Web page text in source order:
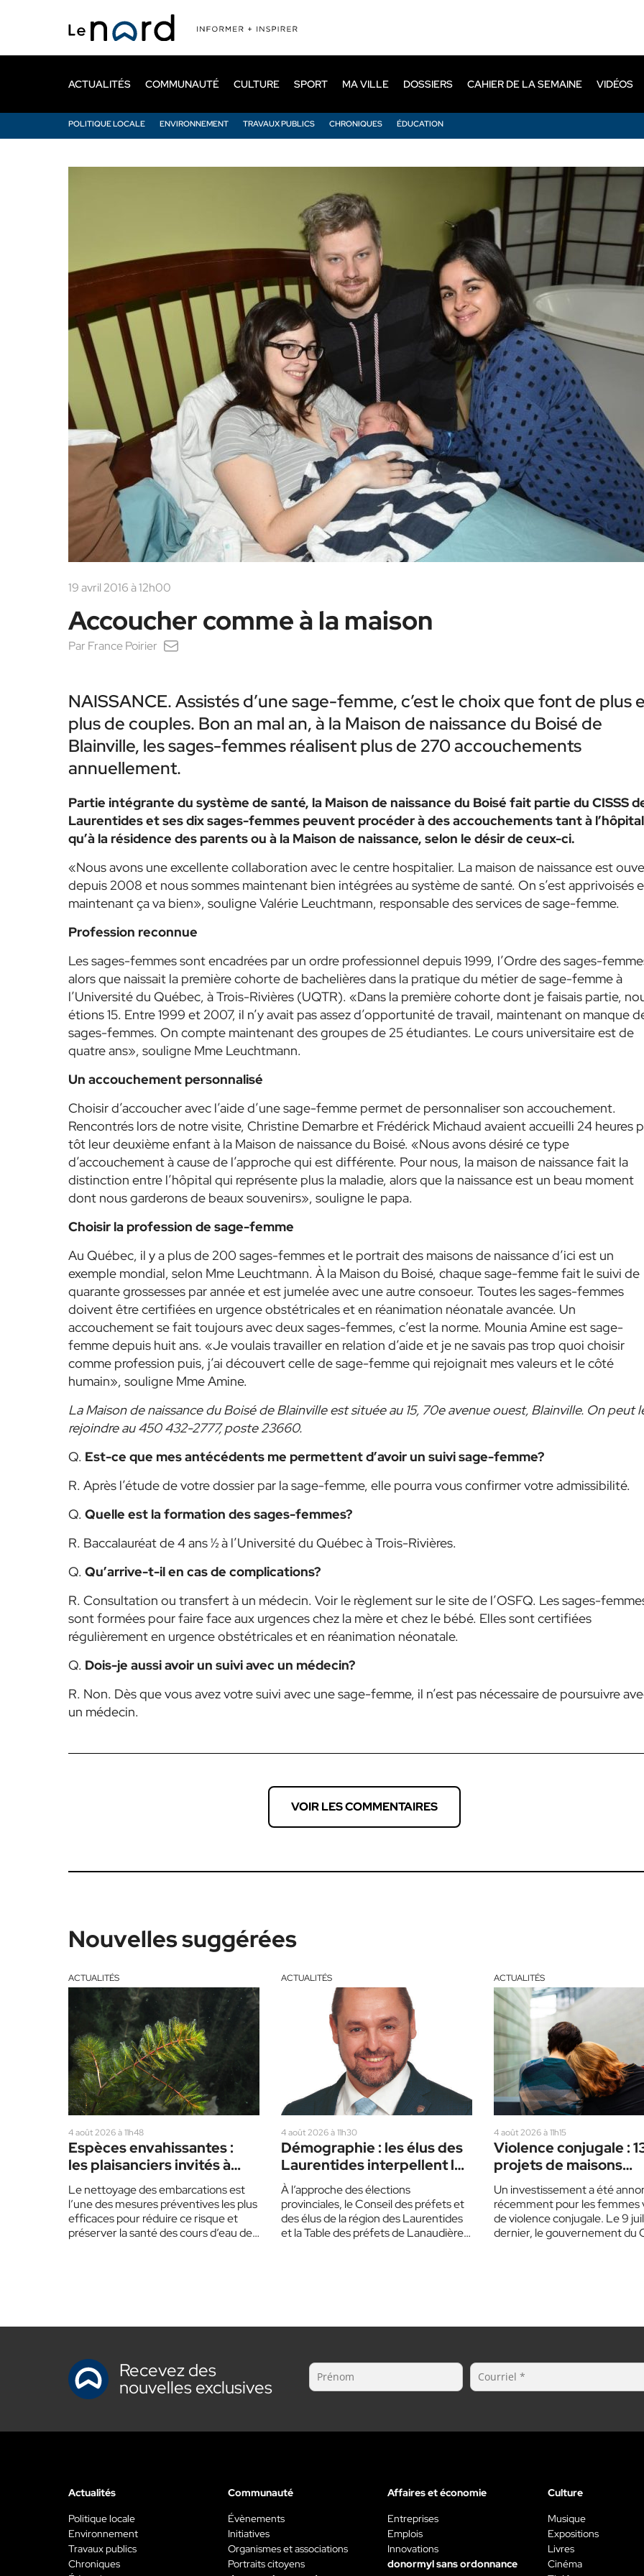
principal
ACTUALITÉS
POLITIQUE LOCALE ENVIRONNEMENT TRAVAUX PUBLICS CHRONIQUES ÉDUCATION
COMMUNAUTÉ CULTURE SPORT MA VILLE DOSSIERS CAHIER DE LA SEMAINE VIDÉOS
19 avril 2016 à 12h00
Accoucher comme à la maison
Par France Poirier
NAISSANCE. Assistés d’une sage-femme, c’est le choix que font de plus
plus de couples. Bon an mal an, à la Maison de naissance du Boisé de
Blainville, les sages-femmes réalisent plus de 270 accouchements
annuellement.
Partie intégrante du système de santé, la Maison de naissance du Boisé fait partie du CISSS
Laurentides et ses dix sages-femmes peuvent procéder à des accouchements tant à
qu’à la résidence des parents ou à la Maison de naissance, selon le désir de ceux-ci.
«Nous avons une excellente collaboration avec le centre hospitalier. La maison de naissance est
depuis 2008 et nous sommes maintenant bien intégrées au système de santé. On s’est apprivoisés
maintenant ça va bien», souligne Valérie Leuchtmann, responsable des services de sage-femme.
Profession reconnue
Les sages-femmes sont encadrées par un ordre professionnel depuis 1999, l’Ordre des sages-
alors que naissait la première cohorte de bachelières dans la pratique du métier de sage-femme à
l’Université du Québec, à Trois-Rivières (UQTR). «Dans la première cohorte dont je faisais partie,
étions 15. Entre 1999 et 2007, il n’y avait pas assez d’opportunité de travail, maintenant on manque
sages-femmes. On compte maintenant des groupes de 25 étudiantes. Le cours universitaire est de
quatre ans», souligne Mme Leuchtmann.
Un accouchement personnalisé
Choisir d’accoucher avec l’aide d’une sage-femme permet de personnaliser son accouchement.
Rencontrés lors de notre visite, Christine Demarbre et Frédérick Michaud avaient accueilli 24 heures
tôt leur deuxième enfant à la Maison de naissance du Boisé. «Nous avons désiré ce type
d’accouchement à cause de l’approche qui est différente. Pour nous, la maison de naissance fait la
distinction entre l’hôpital qui représente plus la maladie, alors que la naissance est un beau moment
dont nous garderons de beaux souvenirs», souligne le papa.
Choisir la profession de sage-femme
Au Québec, il y a plus de 200 sages-femmes et le portrait des maisons de naissance d’ici est un
exemple mondial, selon Mme Leuchtmann. À la Maison du Boisé, chaque sage-femme fait le suivi de
quarante grossesses par année et est jumelée avec une autre consoeur. Toutes les sages-femmes
doivent être certifiées en urgence obstétricales et en réanimation néonatale avancée. Un
accouchement se fait toujours avec deux sages-femmes, c’est la norme. Mounia Amine est sage-
femme depuis huit ans. «Je voulais travailler en relation d’aide et je ne savais pas trop quoi choisir
comme profession puis, j’ai découvert celle de sage-femme qui rejoignait mes valeurs et le côté
humain», souligne Mme Amine.
La Maison de naissance du Boisé de Blainville est située au 15, 70e avenue ouest, Blainville. On peut
rejoindre au 450 432-2777, poste 23660.
Q. Est-ce que mes antécédents me permettent d’avoir un suivi sage-femme?
R. Après l’étude de votre dossier par la sage-femme, elle pourra vous confirmer votre admissibilité.
Q. Quelle est la formation des sages-femmes?
R. Baccalauréat de 4 ans ½ à l’Université du Québec à Trois-Rivières.
Q. Qu’arrive-t-il en cas de complications?
R. Consultation ou transfert à un médecin. Voir le règlement sur le site de l’OSFQ. Les sages-
sont formées pour faire face aux urgences chez la mère et chez le bébé. Elles sont certifiées
régulièrement en urgence obstétricales et en réanimation néonatale.
Q. Dois-je aussi avoir un suivi avec un médecin?
R. Non. Dès que vous avez votre suivi avec une sage-femme, il n’est pas nécessaire de poursuivre
un médecin.
VOIR LES COMMENTAIRES
Nouvelles suggérées
ACTUALITÉS
4 août 2026 à 11h48
Espèces envahissantes :
les plaisanciers invités à
redoubler de prudence cet
été
Le nettoyage des embarcations est
l’une des mesures préventives les plus
efficaces pour réduire ce risque et
préserver la santé des cours d’eau des
ACTUALITÉS
4 août 2026 à 11h30
Démographie : les élus des
Laurentides interpellent les
partis politiques
À l’approche des élections
provinciales, le Conseil des préfets et
des élus de la région des Laurentides
et la Table des préfets de Lanaudière
ACTUALITÉS
4 août 2026 à 11h15
Violence conjugale :
projets de maisons
d’hébergement, dont
dans les Laurentides
Un investissement a été
récemment pour les femmes
de violence conjugale. Le 9
dernier, le gouvernement du
Recevez des
nouvelles exclusives
Actualités
Politique locale
Environnement
Travaux publics
Chroniques
Communauté
Évènements
Initiatives
Organismes et associations
Portraits citoyens
Affaires et économie
Entreprises
Emplois
Innovations
donormyl sans ordonnance
Culture
Musique
Expositions
Livres
Cinéma